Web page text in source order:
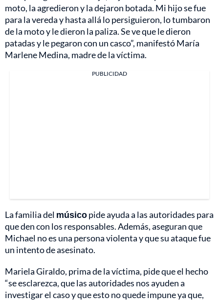
moto, la agredieron y la dejaron botada. Mi hijo se fue
para la vereda y hasta allá lo persiguieron, lo tumbaron
de la moto y le dieron la paliza. Se ve que le dieron
patadas y le pegaron con un casco”, manifestó María
Marlene Medina, madre de la víctima.
PUBLICIDAD
La familia del músicopide ayuda a las autoridades para
que den con los responsables. Además, aseguran que
Michael no es una persona violenta y que su ataque fue
un intento de asesinato.
Mariela Giraldo, prima de la víctima, pide que el hecho
“se esclarezca, que las autoridades nos ayuden a
investigar el caso y que esto no quede impune ya que,